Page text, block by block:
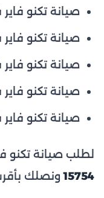
صيانة تكنو
صيانة تكنو
صيانة تكنو
صيانة تكنو
صيانة تكنو
لطلب صيانة
15754ونصلك